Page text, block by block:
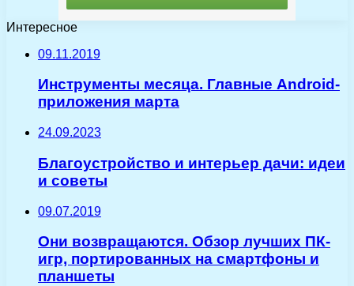
Интересное
09.11.2019
Инструменты месяца. Главные Android-
приложения марта
24.09.2023
Благоустройство и интерьер дачи: идеи
и советы
09.07.2019
Они возвращаются. Обзор лучших ПК-
игр, портированных на смартфоны и
планшеты